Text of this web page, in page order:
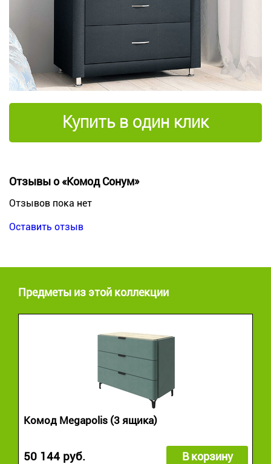
Купить в один клик
Отзывы о «Комод Сонум»
Отзывов пока нет
Оставить отзыв
Предметы из этой коллекции
Комод Megapolis (3 ящика)
50 144 руб. В корзину